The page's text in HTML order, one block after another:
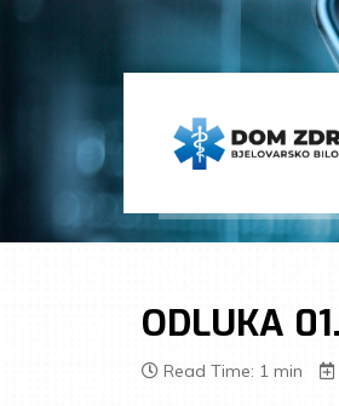
ODLUKA
Read Time: 1 min